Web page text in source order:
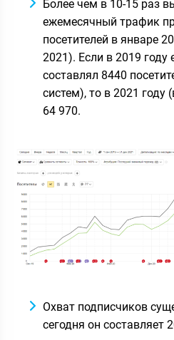
Более чем в 10-15 раз
ежемесячный трафик
посетителей в январе
2021). Если в 2019
составлял 8440
систем), то в 2021 году
64 970.
Охват подписчиков
сегодня он составляет